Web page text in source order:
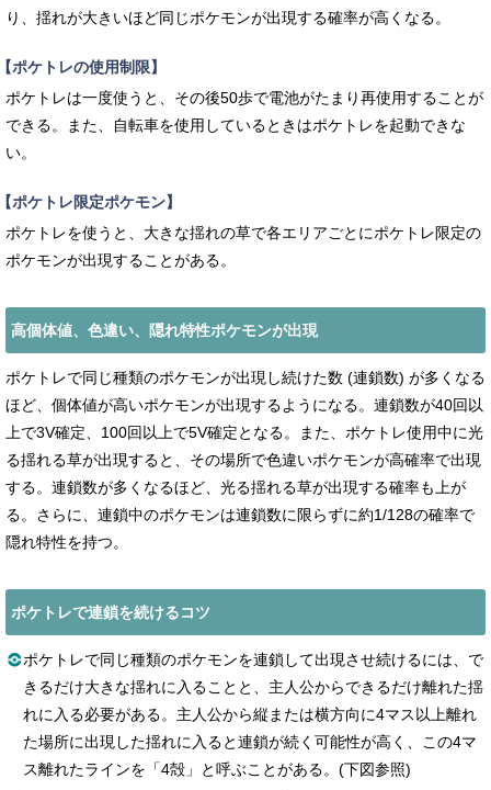
り、揺れが大きいほど同じポケモンが出現する確率が高くなる。
ポケトレの使用制限】
ポケトレは一度使うと、その後50歩で電池がたまり再使用することが
できる。また、自転車を使用しているときはポケトレを起動できな
い。
ポケトレ限定ポケモン】
ポケトレを使うと、大きな揺れの草で各エリアごとにポケトレ限定の
ポケモンが出現することがある。
高個体値、色違い、隠れ特性ポケモンが出現
ポケトレで同じ種類のポケモンが出現し続けた数 (連鎖数) が多くなる
ほど、個体値が高いポケモンが出現するようになる。連鎖数が40回以
上で3V確定、100回以上で5V確定となる。また、ポケトレ使用中に光
る揺れる草が出現すると、その場所で色違いポケモンが高確率で出現
する。連鎖数が多くなるほど、光る揺れる草が出現する確率も上が
る。さらに、連鎖中のポケモンは連鎖数に限らずに約1/128の確率で
隠れ特性を持つ。
ポケトレで連鎖を続けるコツ
ポケトレで同じ種類のポケモンを連鎖して出現させ続けるには、で
きるだけ大きな揺れに入ることと、主人公からできるだけ離れた揺
れに入る必要がある。主人公から縦または横方向に4マス以上離れ
た場所に出現した揺れに入ると連鎖が続く可能性が高く、この4マ
ス離れたラインを「4殻」と呼ぶことがある。(下図参照)